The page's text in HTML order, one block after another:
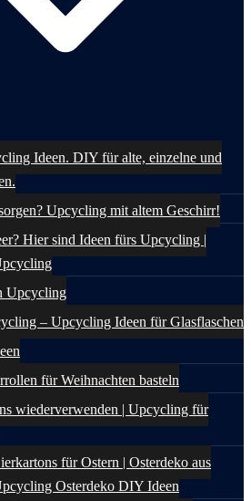
Ideen. DIY für alte, einzelne und
Upcycling mit altem Geschirr!
Hier sind Ideen fürs Upcycling |
Upcycling
– Upcycling Ideen für Glasflaschen
für Weihnachten basteln
wiederverwenden | Upcycling für
für Ostern | Osterdeko aus
Osterdeko DIY Ideen